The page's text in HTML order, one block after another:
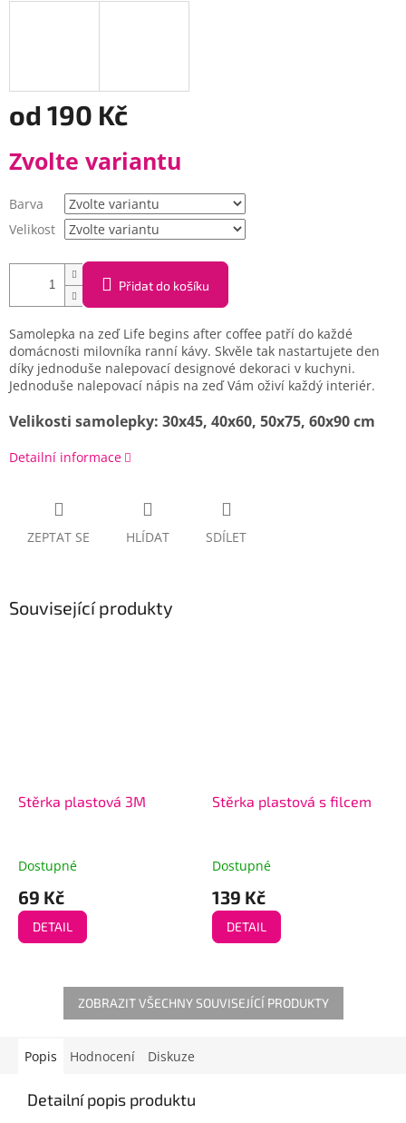
od 190 Kč
cena:
Zvolte variantu
Barva
Velikost
Přidat do košíku
Samolepka na zeď Life begins after coffee patří do každé
domácnosti milovníka ranní kávy. Skvěle tak nastartujete den
díky jednoduše nalepovací designové dekoraci v kuchyni.
Jednoduše nalepovací nápis na zeď Vám oživí každý interiér.
Velikosti samolepky: 30x45, 40x60, 50x75, 60x90 cm
Detailní informace
ZEPTAT SE HLÍDAT SDÍLET
Související produkty
Stěrka plastová 3M
Dostupné
69 Kč
DETAIL
Stěrka plastová s filcem
Dostupné
139 Kč
DETAIL
ZOBRAZIT VŠECHNY SOUVISEJÍCÍ PRODUKTY
Popis Hodnocení Diskuze
Detailní popis produktu